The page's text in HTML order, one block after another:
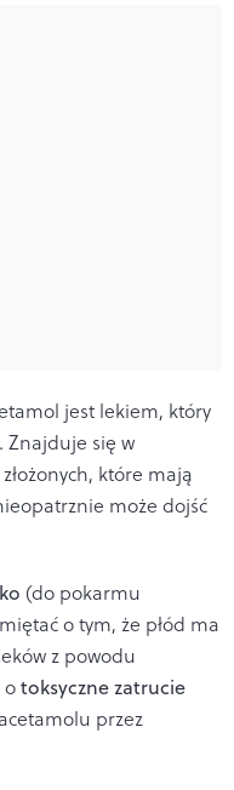
jest lekiem, który
. Znajduje się w
które mają
może dojść
(do pokarmu
o tym, że płód ma
z powodu
otoksyczne zatrucie
przez